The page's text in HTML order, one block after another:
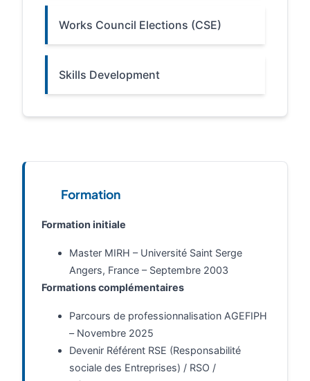
Works Council Elections (CSE)
Skills Development
Formation
Formation initiale
Master MIRH – Université Saint Serge
Angers, France – Septembre 2003
Formations complémentaires
Parcours de professionnalisation AGEFIPH
– Novembre 2025
Devenir Référent RSE (Responsabilité
sociale des Entreprises) / RSO /